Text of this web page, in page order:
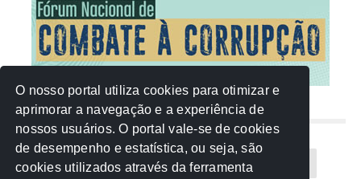
NUVEM DE TAGS
Acontece na Rede AGU AMM
O nosso portal utiliza cookies para otimizar e
aprimorar a navegação e a experiência de
nossos usuários. O portal vale-se de cookies
de desempenho e estatística, ou seja, são
cookies utilizados através da ferramenta